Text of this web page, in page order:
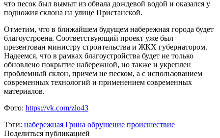
что песок был вымыт из обвала дождевой водой и оказался у
подножия склона на улице Пристанской.
Отметим, что в ближайшем будущем набережная города будет
благоустроена. Соответствующий проект уже был
презентован министру строительства и ЖКХ губернатором.
Надеемся, что в рамках благоустройства будет не только
обновлено покрытие набережной, но также и укреплен
проблемный склон, причем не песком, а с использованием
современных технологий и применением современных
материалов.
Фото: https://vk.com/zlo43
Тэги: набережная Грина обрушение происшествие
Поделиться публикацией